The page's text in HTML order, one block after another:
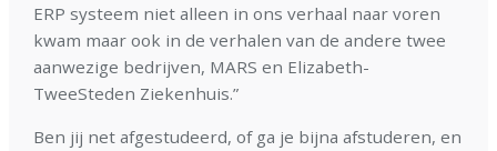
ERP systeem niet alleen in ons verhaal naar voren
kwam maar ook in de verhalen van de andere twee
aanwezige bedrijven, MARS en Elizabeth-
TweeSteden Ziekenhuis.”
Ben jij net afgestudeerd, of ga je bijna afstuderen, en